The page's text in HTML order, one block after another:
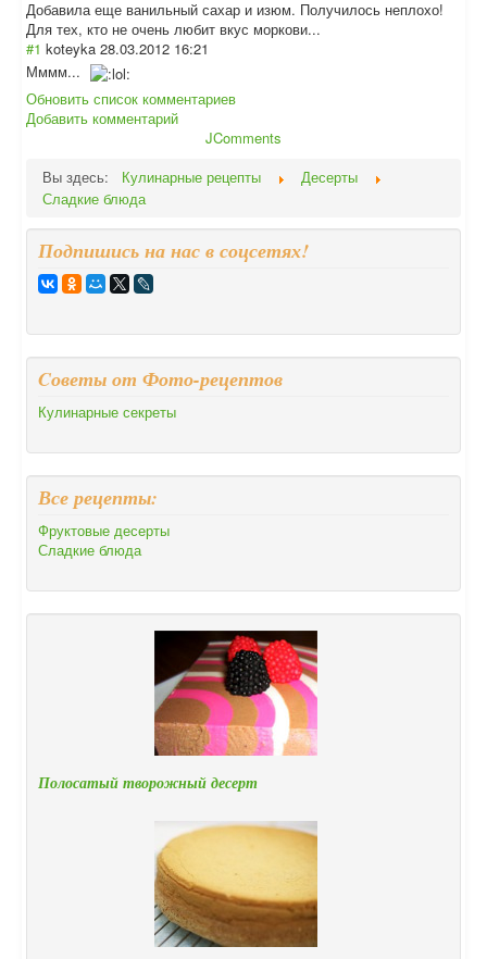
Добавила еще ванильный сахар и изюм. Получилось неплохо!
Для тех, кто не очень любит вкус моркови...
#1 koteyka 28.03.2012 16:21
Мммм...
Обновить список комментариев
Добавить комментарий
JComments
Вы здесь:
Кулинарные рецепты
Десерты
Сладкие блюда
Подпишись на нас в соцсетях!
Cоветы от Фото-рецептов
Кулинарные секреты
Все рецепты:
Фруктовые десерты
Сладкие блюда
Полосатый творожный десерт